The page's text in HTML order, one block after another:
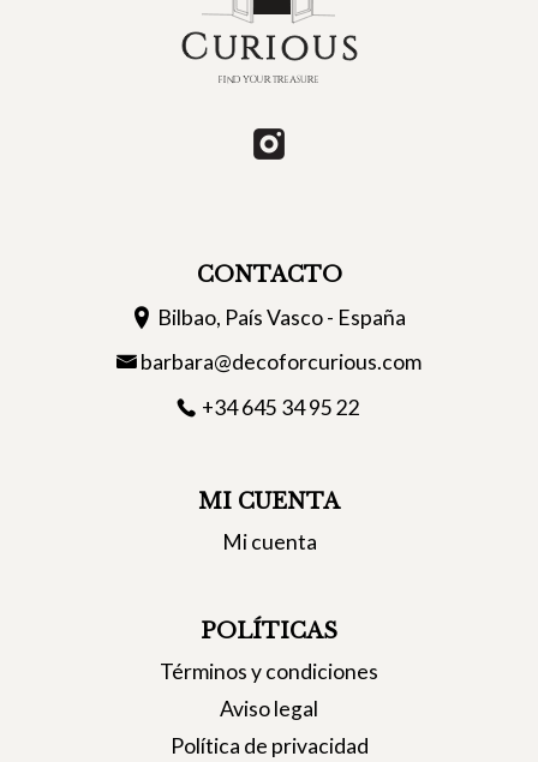
CONTACTO
Bilbao, País Vasco - España
barbara@decoforcurious.com
+34 645 34 95 22
MI CUENTA
Mi cuenta
POLÍTICAS
Términos y condiciones
Aviso legal
Política de privacidad